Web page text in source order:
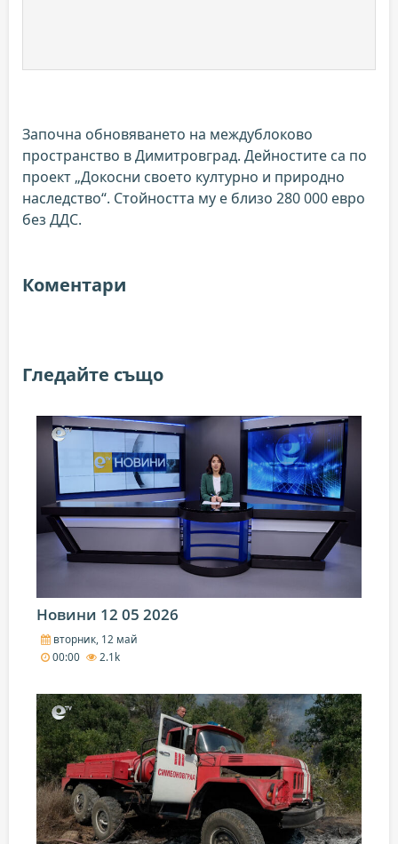
Започна обновяването на междублоково
пространство в Димитровград. Дейностите са по
проект „Докосни своето културно и природно
наследство“. Стойността му е близо 280 000 евро
без ДДС.
Коментари
Гледайте също
Новини 12 05 2026
вторник, 12 май
00:00
2.1k